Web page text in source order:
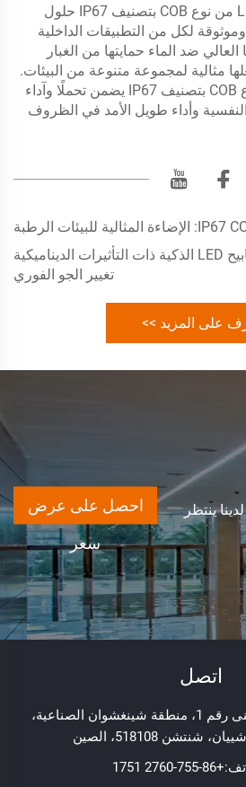
بالمجمل، توفر شرائح LED من نوع COB بتصنيف IP67 حلول
لكل من التطبيقات الداخلية
ضد الماء حمايتها من الغبار
مثالية لمجموعة متنوعة من البيئات.
اختيار شرائح LED من نوع COB بتصنيف IP67 يضمن تحملًا وآداء
وأداء طويل الأمد في الظروف
كيف يمكن لمصابيح LED الذكية ذات التأثيرات الديناميكية
تغيير الجو الفوري
على المزيد >>
ينتظر
احصل على عرض
سعر
اتصل
Add: الطابق 3ف، المبنى رقم 1، منطقة شينغشوان الصناعية،
518108، الصين
+86-755-2760 1751